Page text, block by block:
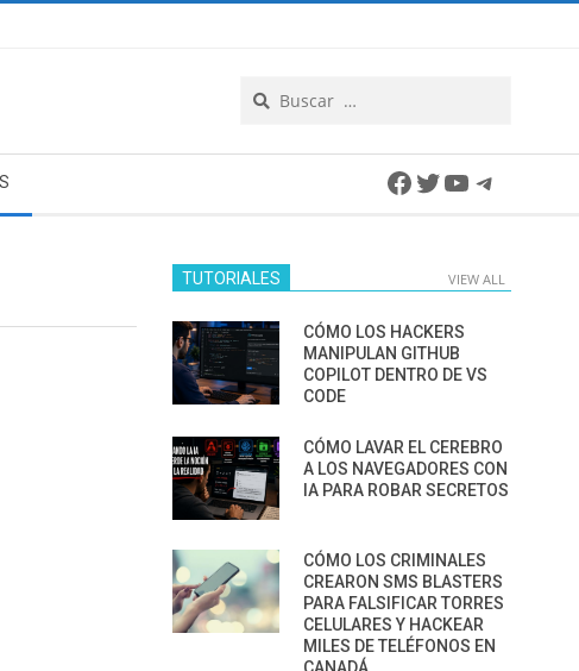
Facebook
Twitter
YouTube
TUTORIALES VIEW ALL
CÓMO LOS HACKERS
MANIPULAN GITHUB
COPILOT DENTRO DE VS
CODE
CÓMO LAVAR EL CEREBRO
A LOS NAVEGADORES CON
IA PARA ROBAR SECRETOS
CÓMO LOS CRIMINALES
CREARON SMS BLASTERS
PARA FALSIFICAR TORRES
CELULARES Y HACKEAR
MILES DE TELÉFONOS EN